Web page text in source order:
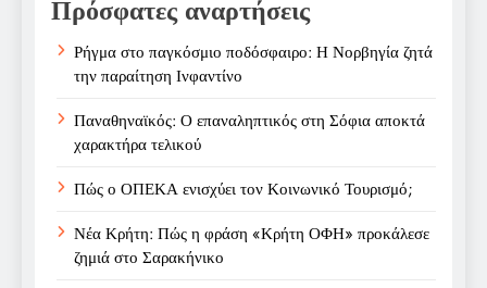
Πρόσφατες αναρτήσεις
Ρήγμα στο παγκόσμιο ποδόσφαιρο: Η Νορβηγία ζητά
την παραίτηση Ινφαντίνο
Παναθηναϊκός: Ο επαναληπτικός στη Σόφια αποκτά
χαρακτήρα τελικού
Πώς ο ΟΠΕΚΑ ενισχύει τον Κοινωνικό Τουρισμό;
Νέα Κρήτη: Πώς η φράση «Κρήτη ΟΦΗ» προκάλεσε
ζημιά στο Σαρακήνικο